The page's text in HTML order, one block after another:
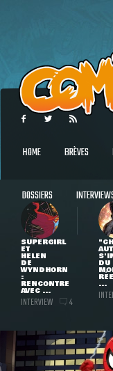
HOME BRÈVES
DOSSIERS
SUPERGIRL
ET
HELEN
DE
WYNDHORN
:
RENCONTRE
AVEC ...
INTERVIEW 4
DU
...